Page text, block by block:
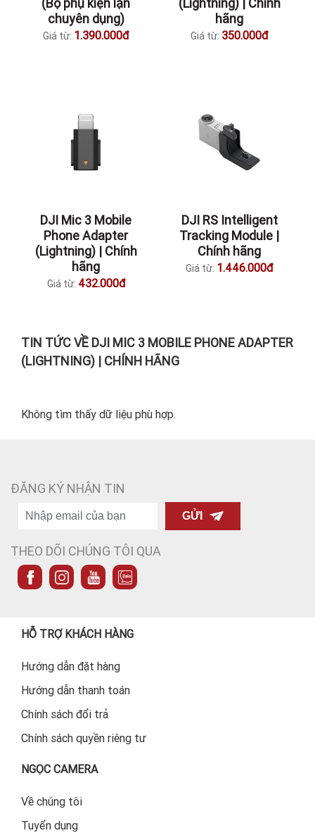
chuyên dụng)
Giá từ: 1.390.000đ
hãng
Giá từ: 350.000đ
DJI Mic 3 Mobile
Phone Adapter
(Lightning) | Chính
hãng
Giá từ: 432.000đ
DJI RS Intelligent
Tracking Module |
Chính hãng
Giá từ: 1.446.000đ
TIN TỨC VỀ DJI MIC 3 MOBILE PHONE ADAPTER
(LIGHTNING) | CHÍNH HÃNG
Không tìm thấy dữ liệu phù hợp.
ĐĂNG KÝ NHẬN TIN
GỬI
THEO DÕI CHÚNG TÔI QUA
HỖ TRỢ KHÁCH HÀNG
Hướng dẫn đặt hàng
Hướng dẫn thanh toán
Chính sách đổi trả
Chính sách quyền riêng tư
NGỌC CAMERA
Về chúng tôi
Tuyển dụng